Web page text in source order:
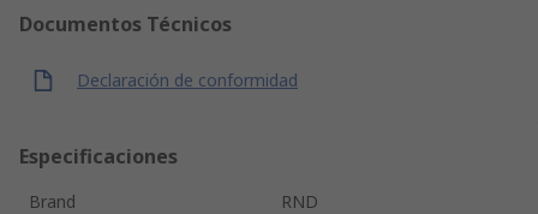
Documentos Técnicos
Declaración de conformidad
Especificaciones
Brand
RND